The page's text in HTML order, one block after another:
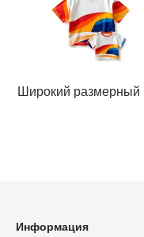
Широкий размерный
Информация